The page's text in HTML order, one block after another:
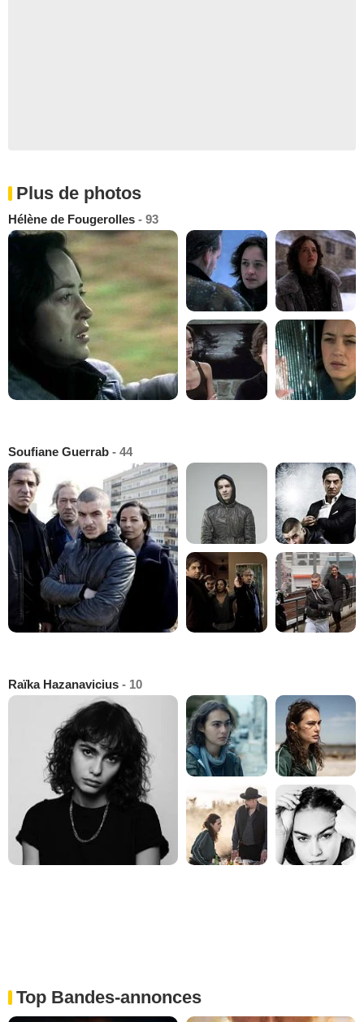
Plus de photos
Hélène de Fougerolles - 93
Soufiane Guerrab - 44
Raïka Hazanavicius - 10
Top Bandes-annonces